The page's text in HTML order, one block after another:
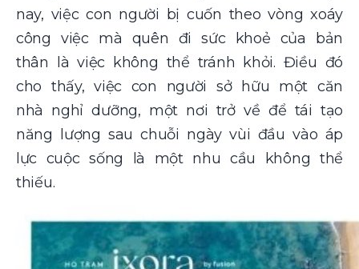
nay, việc con người bị cuốn theo vòng xoáy
công việc mà quên đi sức khoẻ của bản
thân là việc không thể tránh khỏi. Điều đó
cho thấy, việc con người sở hữu một căn
nhà nghỉ dưỡng, một nơi trở về để tái tạo
năng lượng sau chuỗi ngày vùi đầu vào áp
lực cuộc sống là một nhu cầu không thể
thiếu.